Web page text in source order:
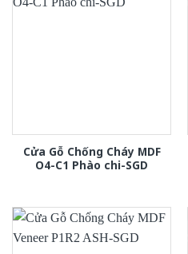
Cửa Gỗ Chống Cháy MDF
O4-C1 Phào chi-SGD